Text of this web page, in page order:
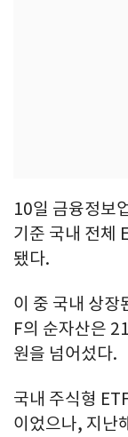
10일 금융정보
기준 국내 전체
됐다.
이 중 국내 상장
F의 순자산은
원을 넘어섰다.
국내 주식형
이었으나, 지난